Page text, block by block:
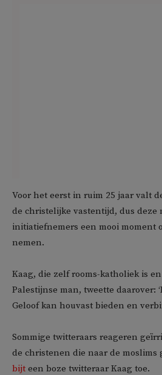
Voor het eerst in ruim 25 jaar valt
de christelijke vastentijd, dus deze
initiatiefnemers een mooi moment
nemen.
Kaag, die zelf rooms-katholiek is
Palestijnse man, tweette daarover:
Geloof kan houvast bieden en
Sommige twitteraars reageren
de christenen die naar de moslims
bijt een boze twitteraar Kaag toe.